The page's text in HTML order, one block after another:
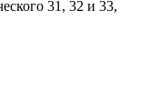
31, 32 и 33,